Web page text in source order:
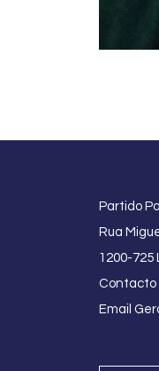
Partido
Rua
1200-725
Contacto
Email